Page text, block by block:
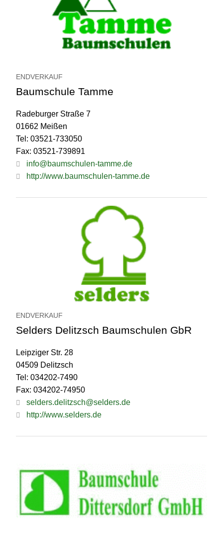
ENDVERKAUF
Baumschule Tamme
Radeburger Straße 7
01662 Meißen
Tel: 03521-733050
Fax: 03521-739891
info@baumschulen-tamme.de
http://www.baumschulen-tamme.de
ENDVERKAUF
Selders Delitzsch Baumschulen GbR
Leipziger Str. 28
04509 Delitzsch
Tel: 034202-7490
Fax: 034202-74950
selders.delitzsch@selders.de
http://www.selders.de